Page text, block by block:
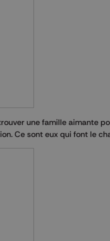
une famille aimante
Ce sont eux qui font le